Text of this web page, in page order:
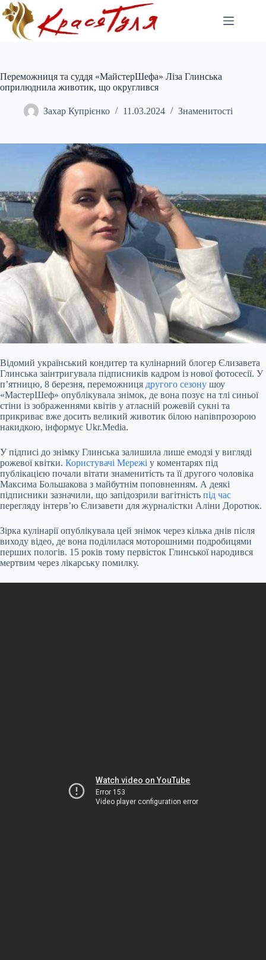
Перейти
до
вмісту
Переможниця та суддя «МайстерШефа» Ліза Глинська
оприлюднила животик, що округлився
Захар Купрієнко 11.03.2024 Знаменитості
Відомий український кондитер та кулінарний блогер Єлизавета
Глинська заінтригувала підписників кадром із нової фотосесії. У
п’ятницю, 8 березня, переможниця другого сезону шоу
«МастерШеф» опублікувала знімок, де вона позує на тлі синьої
стіни із зображеннями квітів у атласній рожевій сукні та
прикриває вже досить великий животик білою напівпрозорою
накидкою, інформує Ukr.Media.
У підписі до знімку Глинська залишила лише емодзі у вигляді
рожевої квітки. Користувачі Мережі у коментарях під
публікацією почали вітати знаменитість та її другого чоловіка
Максима Большакова з майбутнім поповненням. А деякі
підписники зазначили, що запідозрили вагітність під час
перегляду інтерв’ю Єлизавети для журналістки Аліни Доротюк.
Зірка кулінарії опублікувала цей знімок через кілька днів після
виходу відео, де вона поділилася моторошними подробицями
перших пологів. 15 років тому первісток Глинської народився
мертвим через лікарську помилку.